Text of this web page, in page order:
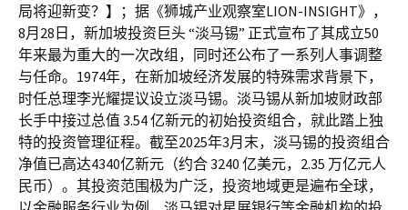
局将迎新变？】；据《狮城产业观察室LION-INSIGHT》，
8月28日，新加坡投资巨头 “淡马锡” 正式宣布了其成立50
年来最为重大的一次改组，同时还公布了一系列人事调整
与任命。1974年，在新加坡经济发展的特殊需求背景下，
时任总理李光耀提议设立淡马锡。淡马锡从新加坡财政部
长手中接过总值 3.54 亿新元的初始投资组合，就此踏上独
特的投资管理征程。截至2025年3月末，淡马锡的投资组合
净值已高达4340亿新元（约合 3240 亿美元，2.35 万亿元人
民币）。其投资范围极为广泛，投资地域更是遍布全球，